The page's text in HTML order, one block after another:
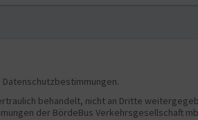
behandelt, nicht an Dritte
der BördeBus Verkehrsgesellschaft